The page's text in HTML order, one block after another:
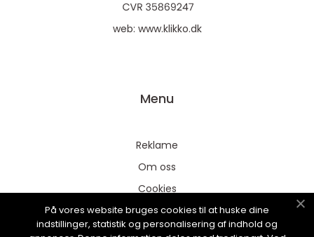
web: www.klikko.dk
Menu
Reklame
Om oss
Cookies
Kontakt Oss
Sitemap
På vores website bruges cookies til at huske dine
indstillinger, statistik og personalisering af indhold og